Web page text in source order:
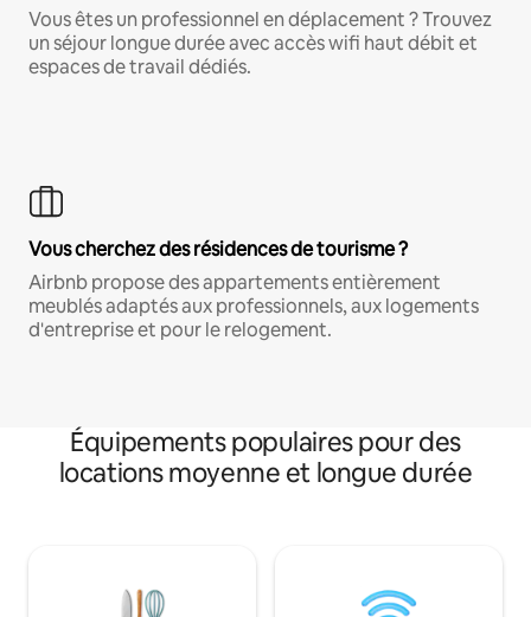
Vous êtes un professionnel en déplacement ? Trouvez
un séjour longue durée avec accès wifi haut débit et
espaces de travail dédiés.
Vous cherchez des résidences de tourisme ?
Airbnb propose des appartements entièrement
meublés adaptés aux professionnels, aux logements
d'entreprise et pour le relogement.
Équipements populaires pour des
locations moyenne et longue durée